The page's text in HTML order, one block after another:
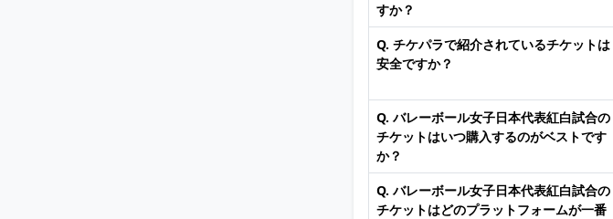
すか？
Q. チケパラで紹介されているチケットは
安全ですか？
Q. バレーボール女子日本代表紅白試合の
チケットはいつ購入するのがベストです
か？
Q. バレーボール女子日本代表紅白試合の
チケットはどのプラットフォームが一番